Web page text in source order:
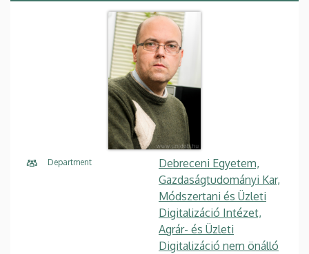
Department
Debreceni Egyetem,
Gazdaságtudományi Kar,
Módszertani és Üzleti
Digitalizáció Intézet,
Agrár- és Üzleti
Digitalizáció nem önálló